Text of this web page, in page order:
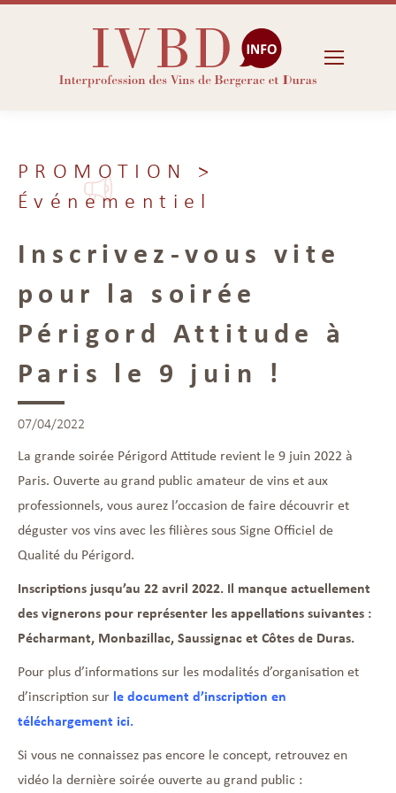
PROMOTION
>
Événementiel
Inscrivez-vous vite
pour la soirée
Périgord Attitude à
Paris le 9 juin !
07/04/2022
La grande soirée Périgord Attitude revient le 9 juin 2022 à
Paris. Ouverte au grand public amateur de vins et aux
professionnels, vous aurez l’occasion de faire découvrir et
déguster vos vins avec les filières sous Signe Officiel de
Qualité du Périgord.
Inscriptions jusqu’au 22 avril 2022. Il manque actuellement
des vignerons pour représenter les appellations suivantes :
Pécharmant, Monbazillac, Saussignac et Côtes de Duras.
Pour plus d’informations sur les modalités d’organisation et
d’inscription sur le document d’inscription en
téléchargement ici.
Si vous ne connaissez pas encore le concept, retrouvez en
vidéo la dernière soirée ouverte au grand public :